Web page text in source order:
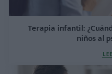
Terapia infantil:
niños al